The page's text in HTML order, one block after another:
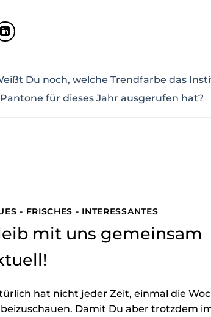
Du noch, welche Trendfarbe das
Pantone für dieses Jahr ausgerufen hat?
- FRISCHES - INTERESSANTES
mit uns gemeinsam
hat nicht jeder Zeit, einmal die
Damit Du aber trotzdem